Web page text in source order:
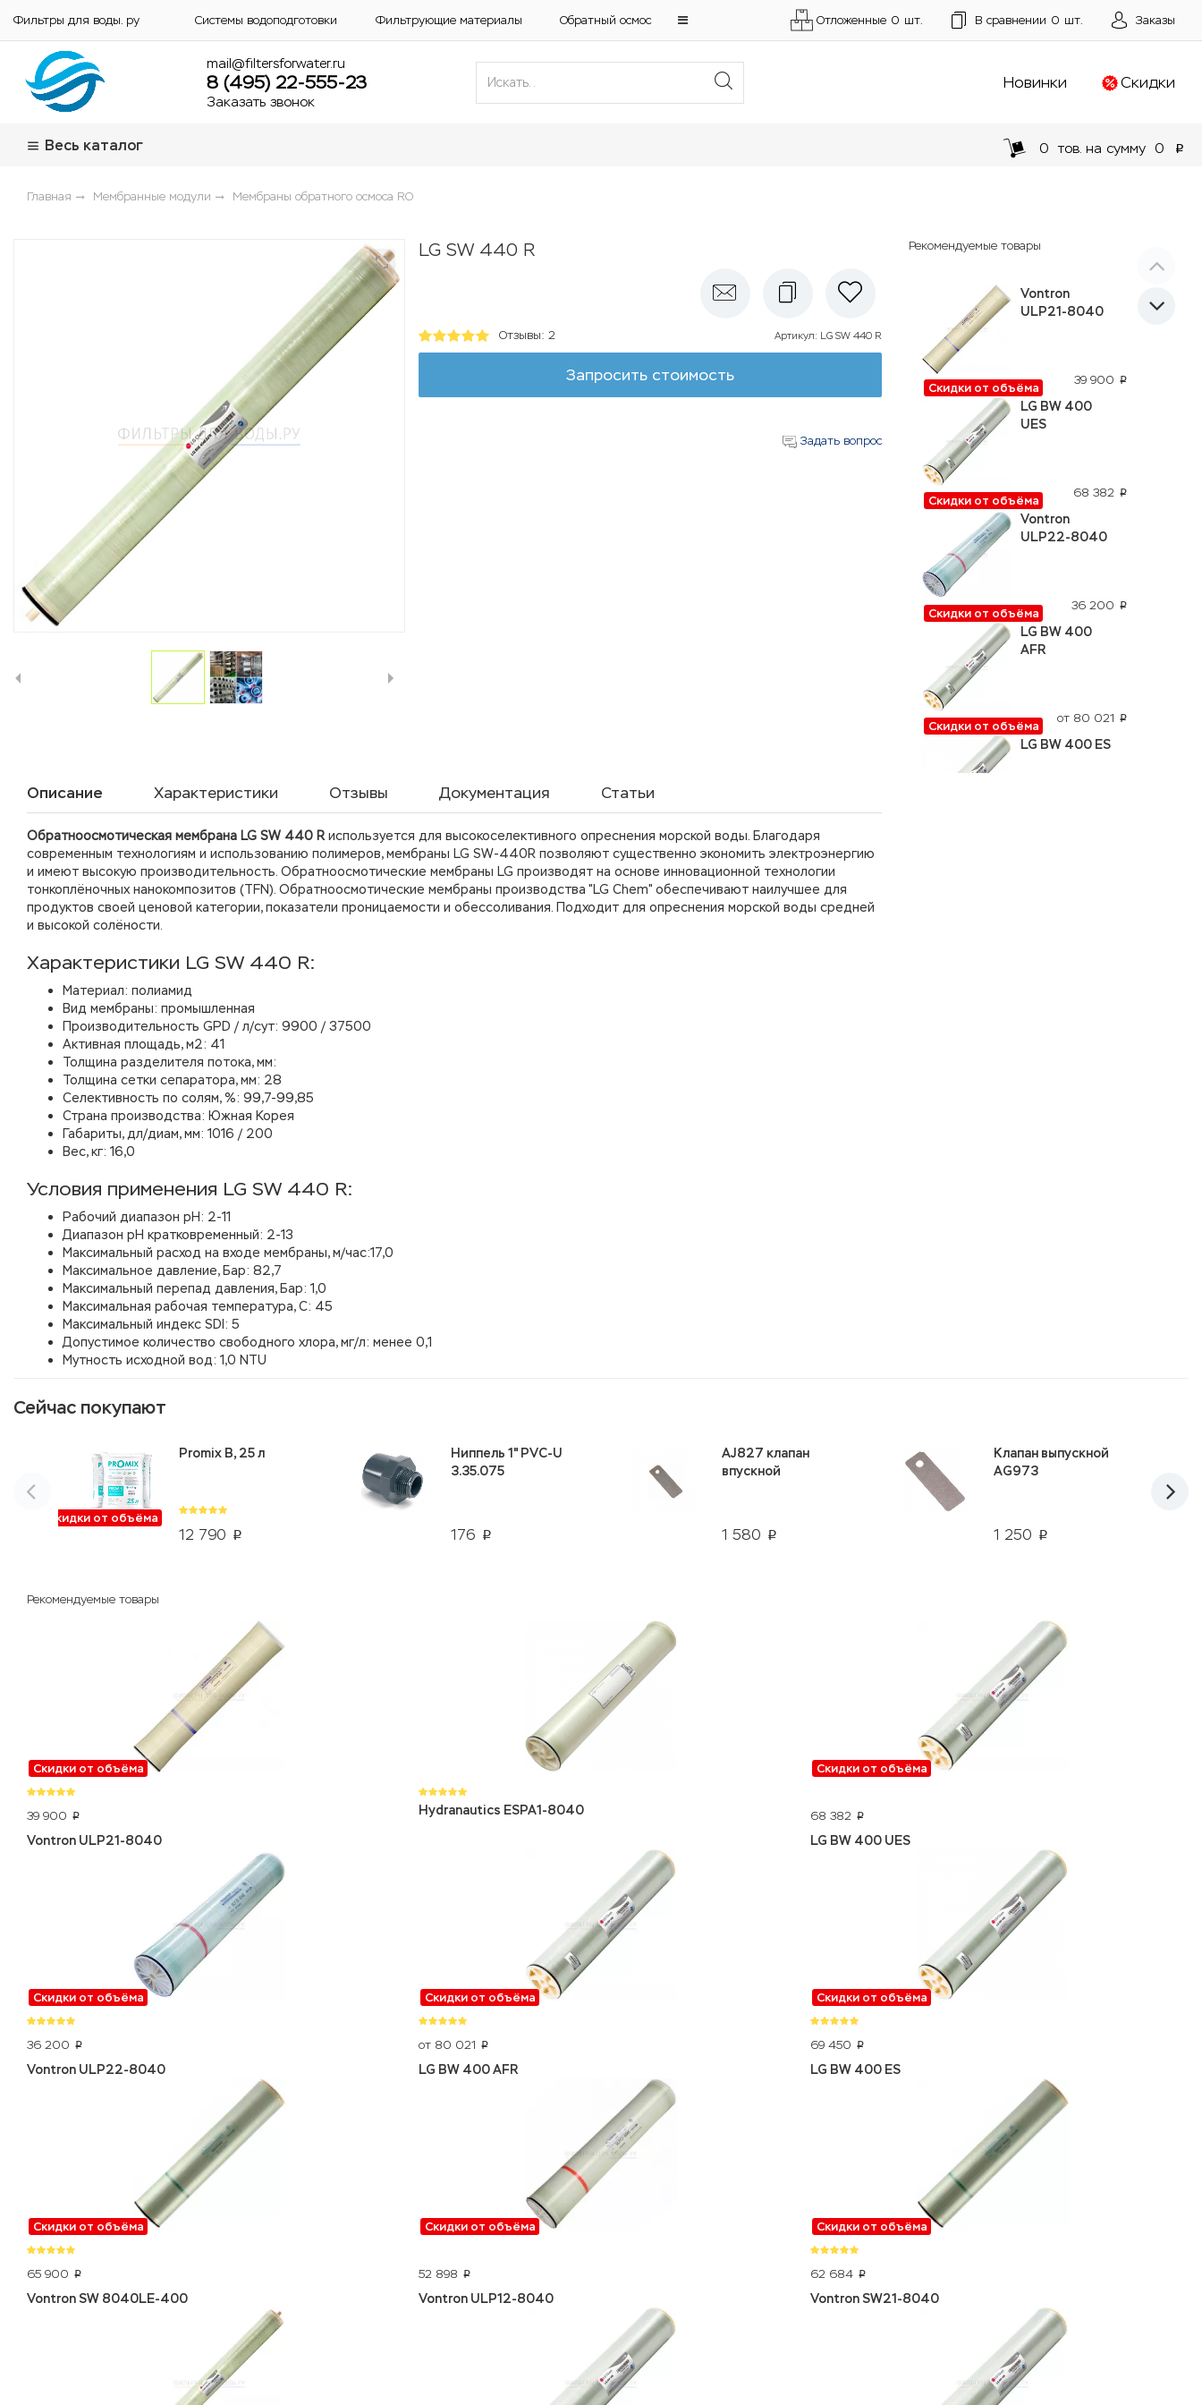
Фильтры для воды. ру Системы водоподготовки Фильтрующие материалы Обратный осмос Отложенные 0 шт. В сравнении 0 шт. Заказы
mail@filtersforwater.ru
8 (495) 22-555-23
Заказать звонок
Новинки Скидки
Весь каталог 0 тов. на сумму 0 p
Главная Мембранные модули Мембраны обратного осмоса RO
LG SW 440 R
Отзывы: 2 Артикул: LG SW 440 R
Запросить стоимость
Задать вопрос
Рекомендуемые товары
Скидки от объёма
39 900 p
Vontron
ULP21-8040
Скидки от объёма
68 382 p
LG BW 400
UES
Скидки от объёма
36 200 p
Vontron
ULP22-8040
Скидки от объёма
от 80 021 p
LG BW 400
AFR
LG BW 400 ES
Описание Характеристики Отзывы Документация Статьи
Обратноосмотическая мембрана LG SW 440 Rиспользуется для высокоселективного опреснения морской воды. Благодаря
современным технологиям и использованию полимеров, мембраны LG SW-440R позволяют существенно экономить электроэнергию
и имеют высокую производительность. Обратноосмотические мембраны LG производят на основе инновационной технологии
тонкоплёночных нанокомпозитов (TFN). Обратноосмотические мембраны производства "LG Chem" обеспечивают наилучшее для
продуктов своей ценовой категории, показатели проницаемости и обессоливания. Подходит для опреснения морской воды средней
и высокой солёности.
Характеристики LG SW 440 R:
Материал: полиамид
Вид мембраны: промышленная
Производительность GPD / л/сут: 9900 / 37500
Активная площадь, м2: 41
Толщина разделителя потока, мм:
Толщина сетки сепаратора, мм: 28
Селективность по солям, %: 99,7-99,85
Страна производства: Южная Корея
Габариты, дл/диам, мм: 1016 / 200
Вес, кг: 16,0
Условия применения LG SW 440 R:
Рабочий диапазон рН: 2-11
Диапазон рН кратковременный: 2-13
Максимальный расход на входе мембраны, м/час:17,0
Максимальное давление, Бар: 82,7
Максимальный перепад давления, Бар: 1,0
Максимальная рабочая температура, С: 45
Максимальный индекс SDI: 5
Допустимое количество свободного хлора, мг/л: менее 0,1
Мутность исходной вод: 1,0 NTU
Сейчас покупают
Скидки от объёма
12 790 p
Promix B, 25 л
176 p
Ниппель 1" PVC-U
3.35.075
1 580 p
AJ827 клапан
впускной
1 250 p
Клапан выпускной
AG973
Рекомендуемые товары
Скидки от объёма
39 900 p
Vontron ULP21-8040
Hydranautics ESPA1-8040
Скидки от объёма
68 382 p
LG BW 400 UES
Скидки от объёма
36 200 p
Vontron ULP22-8040
Скидки от объёма
от 80 021 p
LG BW 400 AFR
Скидки от объёма
69 450 p
LG BW 400 ES
Скидки от объёма
65 900 p
Vontron SW 8040LE-400
Скидки от объёма
52 898 p
Vontron ULP12-8040
Скидки от объёма
62 684 p
Vontron SW21-8040